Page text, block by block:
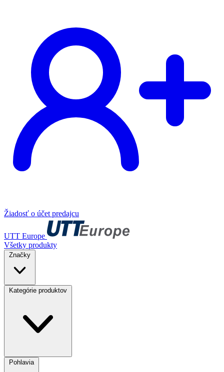
Žiadosť o účet predajcu
UTT Europe
Všetky produkty
Značky
Kategórie produktov
Pohlavia